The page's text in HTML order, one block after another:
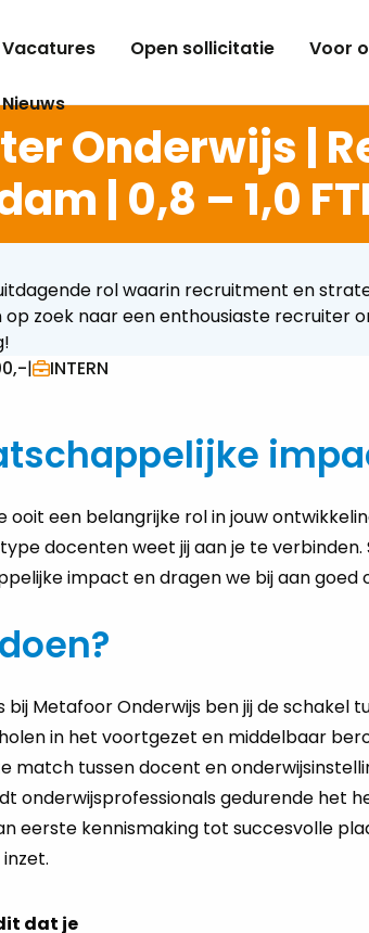
Vacatures Open sollicitatie Voor
Nieuws
Onderwijs |
| 0,8 – 1,0
rol waarin recruitment en
op zoek naar een enthousiaste recruiter
| INTERN
een be­lang­rij­ke rol in jouw
do­cen­ten weet jij aan je te ver­bin­den.
im­pact en dra­gen we bij aan goed
Metafoor Onderwijs ben jij de schakel
in het voortgezet en middelbaar
match tussen docent en
onderwijsprofessionals gedurende het
eerste kennismaking tot succesvolle
dat je